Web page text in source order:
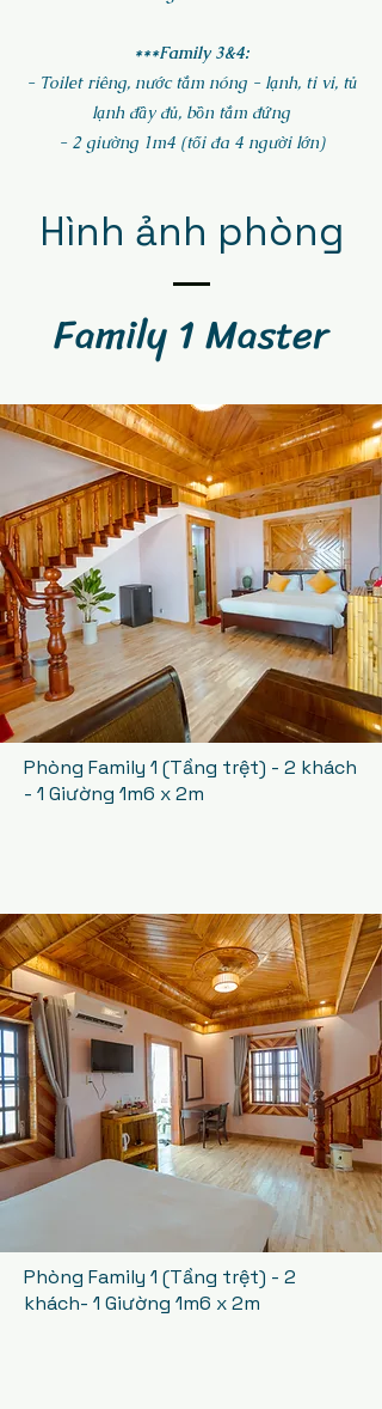
***Family 3&4:
- Toilet riêng, nước tắm nóng - lạnh, ti vi, tủ
lạnh đầy đủ, bồn tắm đứng
- 2 giường 1m4 (tối đa 4 người lớn)
Hình ảnh phòng
Family 1 Master
Phòng Family 1 (Tầng trệt) - 2 khách
- 1 Giường 1m6 x 2m
Phòng Family 1 (Tầng trệt) - 2
khách- 1 Giường 1m6 x 2m